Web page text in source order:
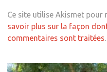
Ce site utilise Akismet pour
savoir plus sur la façon
commentaires sont traitées.